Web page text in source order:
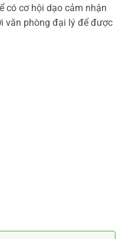
có cơ hội dạo cảm nhận
văn phòng đại lý để được